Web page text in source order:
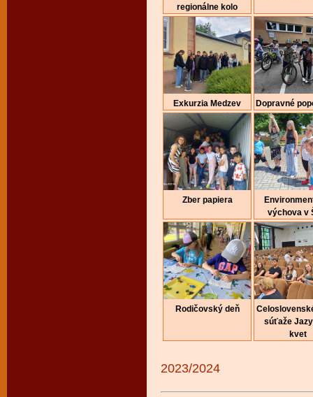
regionálne kolo
Exkurzia Medzev Dopravné
Zber papiera
výchova v
Rodičovský deň
súťaže
kvet
2023/2024